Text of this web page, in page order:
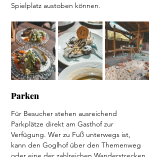
Spielplatz austoben können.
Parken
Für Besucher stehen ausreichend
Parkplätze direkt am Gasthof zur
Verfügung. Wer zu Fuß unterwegs ist,
kann den Goglhof über den Themenweg